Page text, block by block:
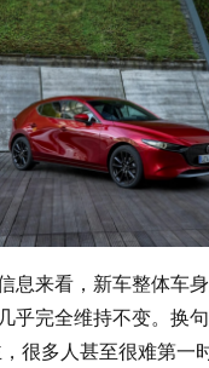
息来看，新车整体车
乎完全维持不变。换
很多人甚至很难第一